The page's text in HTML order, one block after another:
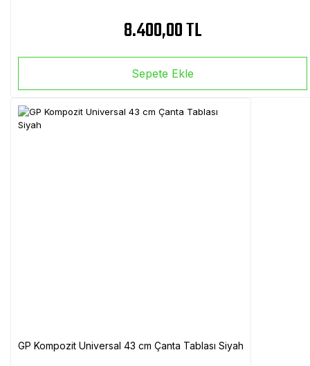
8.400,00 TL
Sepete Ekle
GP Kompozit Universal 43 cm Çanta Tablası Siyah